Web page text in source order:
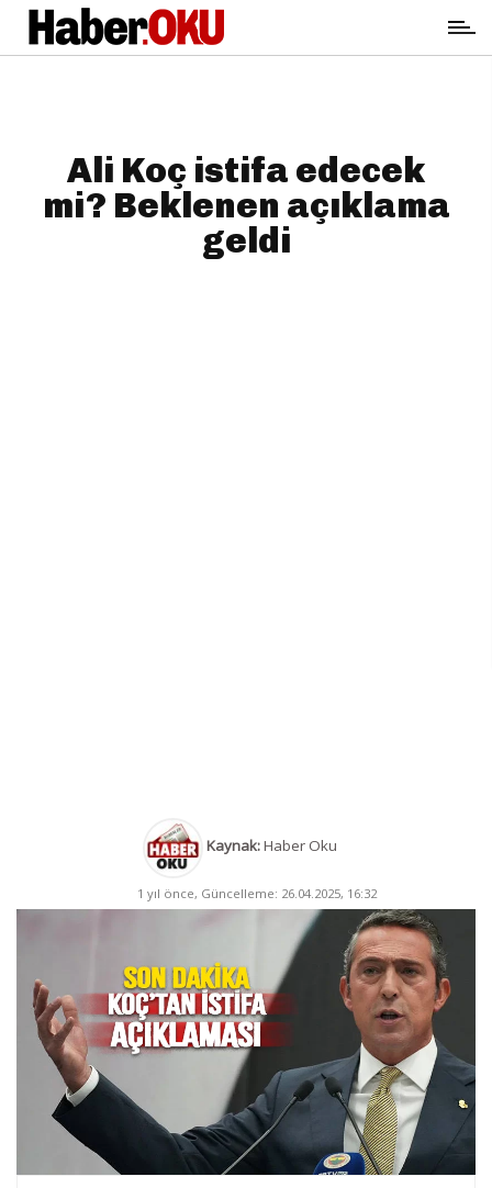
Ali Koç istifa edecek
mi? Beklenen açıklama
geldi
Kaynak:Haber Oku
1 yıl önce, Güncelleme: 26.04.2025, 16:32